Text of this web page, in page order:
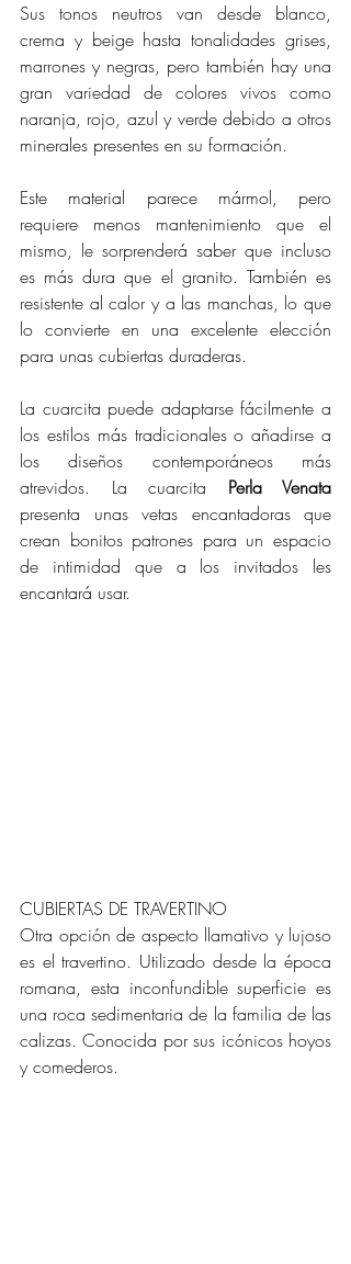
Sus tonos neutros van desde blanco,
crema y beige hasta tonalidades grises,
marrones y negras, pero también hay una
gran variedad de colores vivos como
naranja, rojo, azul y verde debido a otros
minerales presentes en su formación.
Este material parece mármol, pero
requiere menos mantenimiento que el
mismo, le sorprenderá saber que incluso
es más dura que el granito. También es
resistente al calor y a las manchas, lo que
lo convierte en una excelente elección
para unas cubiertas duraderas.
La cuarcita puede adaptarse fácilmente a
los estilos más tradicionales o añadirse a
los diseños contemporáneos más
atrevidos. La cuarcita Perla Venata
presenta unas vetas encantadoras que
crean bonitos patrones para un espacio
de intimidad que a los invitados les
encantará usar.
CUBIERTAS DE TRAVERTINO
Otra opción de aspecto llamativo y lujoso
es el travertino. Utilizado desde la época
romana, esta inconfundible superficie es
una roca sedimentaria de la familia de las
calizas. Conocida por sus icónicos hoyos
y comederos.